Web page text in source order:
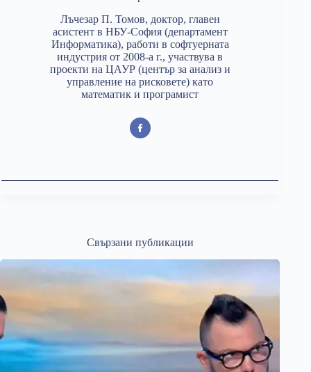
Лъчезар П. Томов, доктор, главен
асистент в НБУ-София (департамент
Информатика), работи в софтуерната
индустрия от 2008-а г., участвува в
проекти на ЦАУР (център за анализ и
управление на рисковете) като
математик и програмист
Свързани публикации